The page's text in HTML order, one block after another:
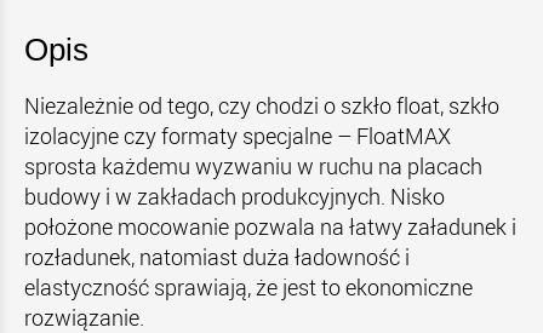
Opis
Niezależnie od tego, czy chodzi o szkło float, szkło
izolacyjne czy formaty specjalne – FloatMAX
sprosta każdemu wyzwaniu w ruchu na placach
budowy i w zakładach produkcyjnych. Nisko
położone mocowanie pozwala na łatwy załadunek i
rozładunek, natomiast duża ładowność i
elastyczność sprawiają, że jest to ekonomiczne
rozwiązanie.